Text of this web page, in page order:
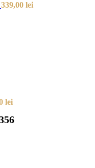
339,00 lei
lei